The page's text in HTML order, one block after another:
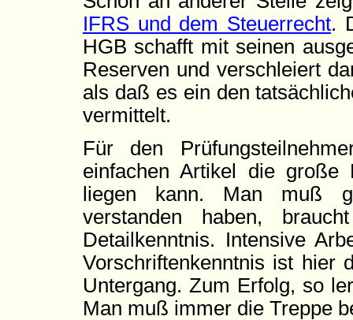
IFRS und dem Steuerrecht.
HGB schafft mit seinen
Reserven und verschleiert
als daß es ein den
vermittelt.
Für den
einfachen Artikel die
liegen kann. Man muß
verstanden haben,
Detailkenntnis. Intensive
Vorschriftenkenntnis ist hier
Untergang. Zum Erfolg, so
Man muß immer die Treppe